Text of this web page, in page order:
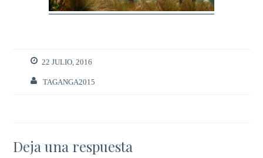
22 JULIO, 2016
TAGANGA2015
Deja una respuesta